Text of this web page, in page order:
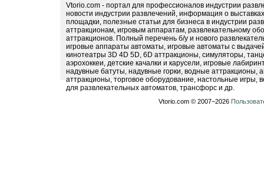
Vtorio.com - портал для профессионалов индустрии
новости индустрии развлечений, информация о
площадки, полезные статьи для бизнеса в индустрии
аттракционам, игровым аппаратам, развлекательному
аттракционов. Полный перечень б/у и нового
игровые аппараты автоматы, игровые автоматы с
кинотеатры 3D 4D 5D, 6D аттракционы, симуляторы,
аэрохоккеи, детские качалки и карусели, игровые
надувные батуты, надувные горки, водные
аттракционы, торговое оборудование, настольные игры,
для развлекательных автоматов, трансфорс и др.
Vtorio.com © 2007−2026